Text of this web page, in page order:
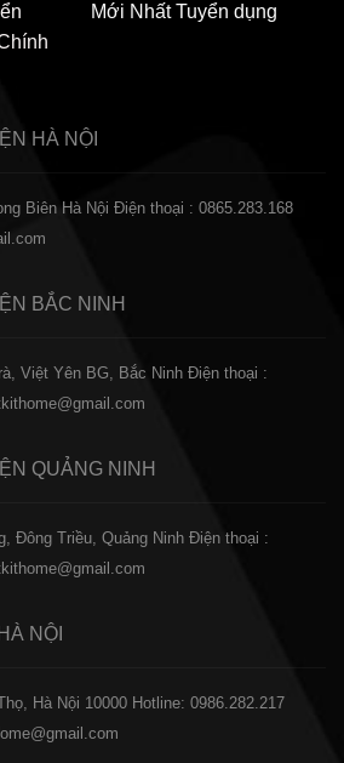
Mới Nhất Tuyển dụng
HÀ NỘI
Biên Hà Nội Điện thoại : 0865.283.168
BẮC NINH
Việt Yên BG, Bắc Ninh Điện thoại :
QUẢNG NINH
Đông Triều, Quảng Ninh Điện thoại :
HÀ NỘI
Hà Nội 10000 Hotline: 0986.282.217